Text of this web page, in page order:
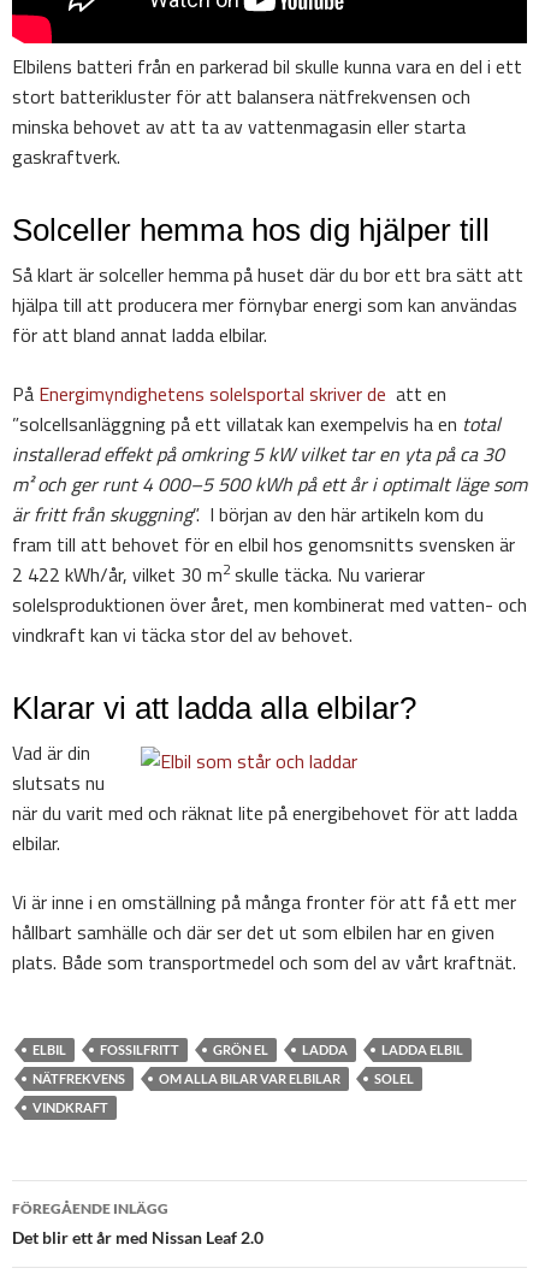
Elbilens batteri från en parkerad bil skulle kunna vara en del i ett
stort batterikluster för att balansera nätfrekvensen och
minska behovet av att ta av vattenmagasin eller starta
gaskraftverk.
Solceller hemma hos dig hjälper till
Så klart är solceller hemma på huset där du bor ett bra sätt att
hjälpa till att producera mer förnybar energi som kan användas
för att bland annat ladda elbilar.
På Energimyndighetens solelsportal skriver de att en
”solcellsanläggning på ett villatak kan exempelvis ha en total
installerad effekt på omkring 5 kW vilket tar en yta på ca 30
m² och ger runt 4 000–5 500 kWh på ett år i optimalt läge som
är fritt från skuggning”. I början av den här artikeln kom du
fram till att behovet för en elbil hos genomsnitts svensken är
2 422 kWh/år, vilket 30 m2skulle täcka. Nu varierar
solelsproduktionen över året, men kombinerat med vatten- och
vindkraft kan vi täcka stor del av behovet.
Klarar vi att ladda alla elbilar?
Vad är din
slutsats nu
när du varit med och räknat lite på energibehovet för att ladda
elbilar.
Vi är inne i en omställning på många fronter för att få ett mer
hållbart samhälle och där ser det ut som elbilen har en given
plats. Både som transportmedel och som del av vårt kraftnät.
ELBIL FOSSILFRITT GRÖN EL LADDA
LADDA ELBIL
NÄTFREKVENS
OM ALLA BILAR VAR ELBILAR
SOLEL
VINDKRAFT
Inläggsnavigering
FÖREGÅENDE INLÄGG
Det blir ett år med Nissan Leaf 2.0